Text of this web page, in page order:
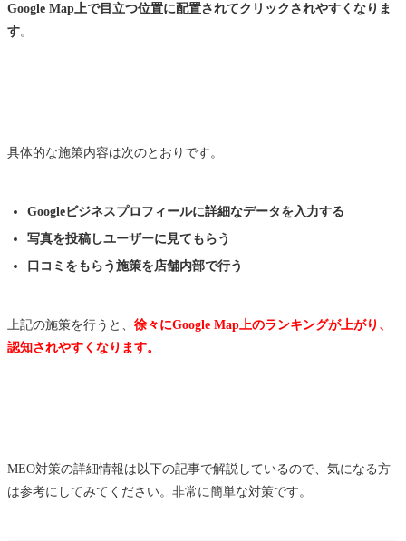
Google Map上で目立つ位置に配置されてクリックされやすくなりま
す。
具体的な施策内容は次のとおりです。
Googleビジネスプロフィールに詳細なデータを入力する
写真を投稿しユーザーに見てもらう
口コミをもらう施策を店舗内部で行う
上記の施策を行うと、 徐々にGoogle Map上のランキングが上がり、
認知されやすくなります。
MEO対策の詳細情報は以下の記事で解説しているので、気になる方
は参考にしてみてください。非常に簡単な対策です。